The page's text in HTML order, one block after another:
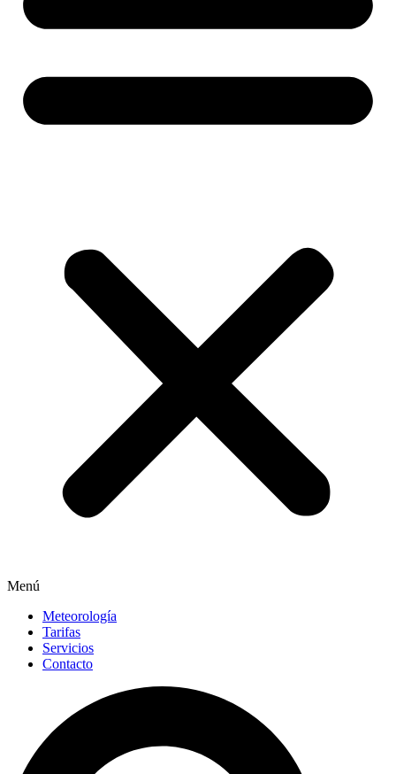
Menú
Meteorología
Tarifas
Servicios
Contacto